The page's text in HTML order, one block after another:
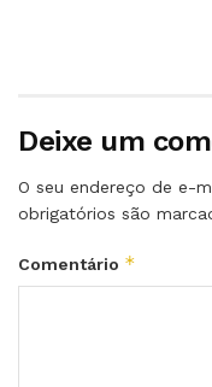
Deixe um
O seu endereço de e-
obrigatórios são
Comentário *